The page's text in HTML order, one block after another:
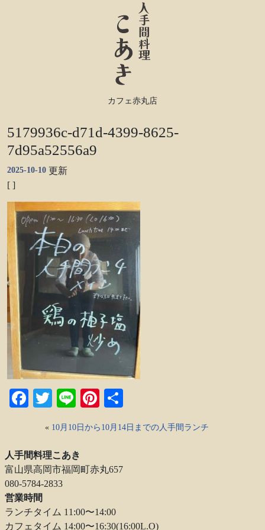
カフェ赤丸店
5179936c-d71d-4399-8625-
7d95a52556a9
2025-10-10 更新
[ ]
Facebook
TwitterLinePinterest
« 10月10日から10月14日までの人手間ランチ
人手間料理こあき
富山県高岡市福岡町赤丸657
080-5784-2833
営業時間
ランチタイム 11:00〜14:00
カフェタイム 14:00〜16:30(16:00L.O)